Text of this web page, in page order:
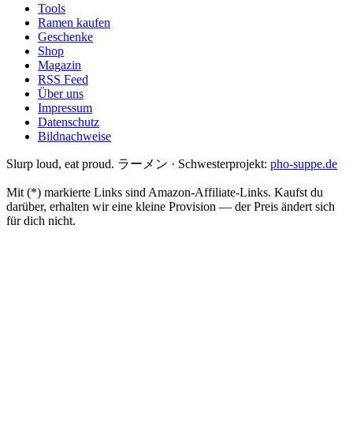
Tools
Ramen kaufen
Geschenke
Shop
Magazin
RSS Feed
Über uns
Impressum
Datenschutz
Bildnachweise
Slurp loud, eat proud. ラーメン · Schwesterprojekt: pho-suppe.de
Mit (*) markierte Links sind Amazon-Affiliate-Links. Kaufst du
darüber, erhalten wir eine kleine Provision — der Preis ändert sich
für dich nicht.